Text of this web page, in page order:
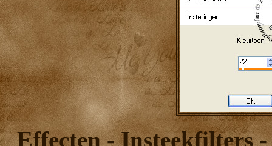
Effecten - Insteekfilters